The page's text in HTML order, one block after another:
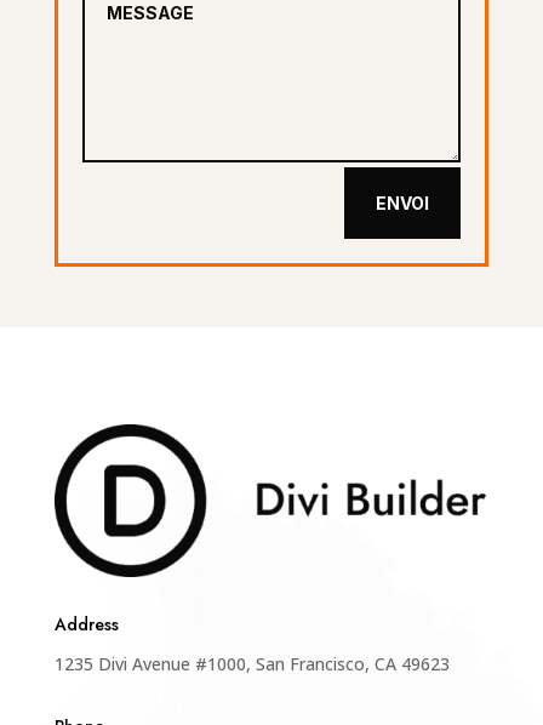
ENVOI
Address
1235 Divi Avenue #1000, San Francisco, CA 49623